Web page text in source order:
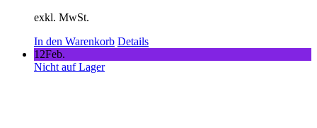
exkl. MwSt.
In den Warenkorb Details
12Feb.
Nicht auf Lager